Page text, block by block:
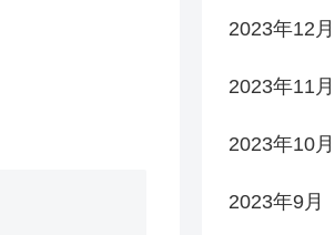
2023年12月
2023年11月
2023年10月
2023年9月